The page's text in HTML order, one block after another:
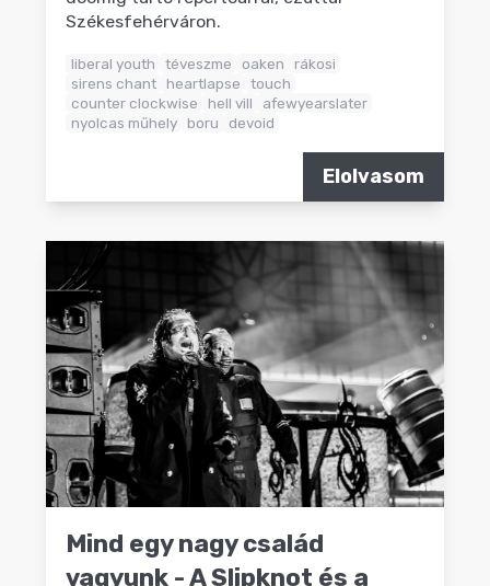
Székesfehérváron.
liberal youth téveszme oaken
rákosi
sirens chant heartlapse
touch
counter clockwise
hell vill
afewyearslater
nyolcas műhely boru devoid
Elolvasom
Mind egy nagy család
vagyunk - A Slipknot és a